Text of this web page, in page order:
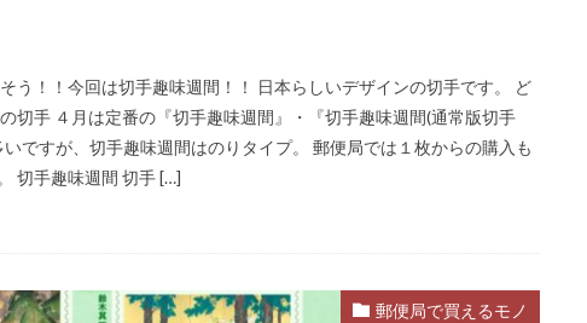
う！！今回は切手趣味週間！！ 日本らしいデザインの切手です。 ど
切手 ４月は定番の『切手趣味週間』・『切手趣味週間(通常版切手
ですが、切手趣味週間はのりタイプ。 郵便局では１枚からの購入も
切手趣味週間 切手 […]
郵便局で買えるモノ